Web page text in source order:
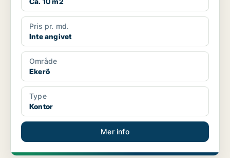
Pris pr. md.
Inte angivet
Område
Ekerö
Type
Kontor
Mer info